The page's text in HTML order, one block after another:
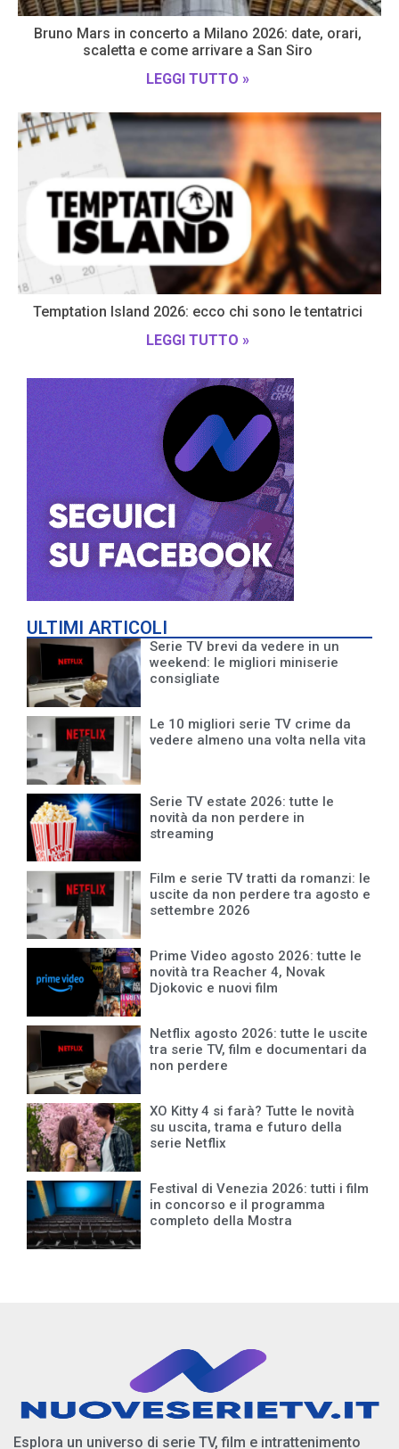
Bruno Mars in concerto a Milano 2026: date, orari,
scaletta e come arrivare a San Siro
LEGGI TUTTO »
Temptation Island 2026: ecco chi sono le tentatrici
LEGGI TUTTO »
ULTIMI ARTICOLI
Serie TV brevi da vedere in un
weekend: le migliori miniserie
consigliate
Le 10 migliori serie TV crime da
vedere almeno una volta nella vita
Serie TV estate 2026: tutte le
novità da non perdere in
streaming
Film e serie TV tratti da romanzi: le
uscite da non perdere tra agosto e
settembre 2026
Prime Video agosto 2026: tutte le
novità tra Reacher 4, Novak
Djokovic e nuovi film
Netflix agosto 2026: tutte le uscite
tra serie TV, film e documentari da
non perdere
XO Kitty 4 si farà? Tutte le novità
su uscita, trama e futuro della
serie Netflix
Festival di Venezia 2026: tutti i film
in concorso e il programma
completo della Mostra
Esplora un universo di serie TV, film e intrattenimento